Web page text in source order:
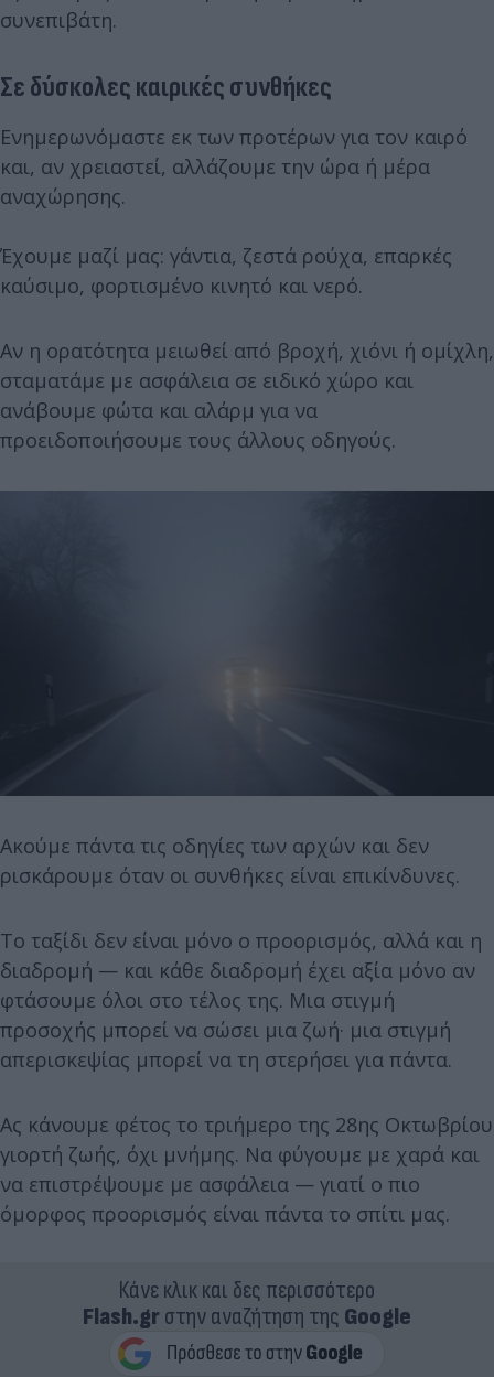
συνεπιβάτη.
Σε δύσκολες καιρικές συνθήκες
Ενημερωνόμαστε εκ των προτέρων για τον καιρό
και, αν χρειαστεί, αλλάζουμε την ώρα ή μέρα
αναχώρησης.
Έχουμε μαζί μας: γάντια, ζεστά ρούχα, επαρκές
καύσιμο, φορτισμένο κινητό και νερό.
Αν η ορατότητα μειωθεί από βροχή, χιόνι ή ομίχλη,
σταματάμε με ασφάλεια σε ειδικό χώρο και
ανάβουμε φώτα και αλάρμ για να
προειδοποιήσουμε τους άλλους οδηγούς.
Ακούμε πάντα τις οδηγίες των αρχών και δεν
ρισκάρουμε όταν οι συνθήκες είναι επικίνδυνες.
Το ταξίδι δεν είναι μόνο ο προορισμός, αλλά και η
διαδρομή — και κάθε διαδρομή έχει αξία μόνο αν
φτάσουμε όλοι στο τέλος της. Μια στιγμή
προσοχής μπορεί να σώσει μια ζωή· μια στιγμή
απερισκεψίας μπορεί να τη στερήσει για πάντα.
Ας κάνουμε φέτος το τριήμερο της 28ης Οκτωβρίου
γιορτή ζωής, όχι μνήμης. Να φύγουμε με χαρά και
να επιστρέψουμε με ασφάλεια — γιατί ο πιο
όμορφος προορισμός είναι πάντα το σπίτι μας.
Κάνε κλικ και δες περισσότερο
Flash.grστην αναζήτηση της Google